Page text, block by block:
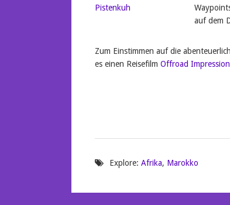
auf dem
Zum Einstimmen auf die
es einen Reisefilm Offroad
Explore: Afrika, Marokko